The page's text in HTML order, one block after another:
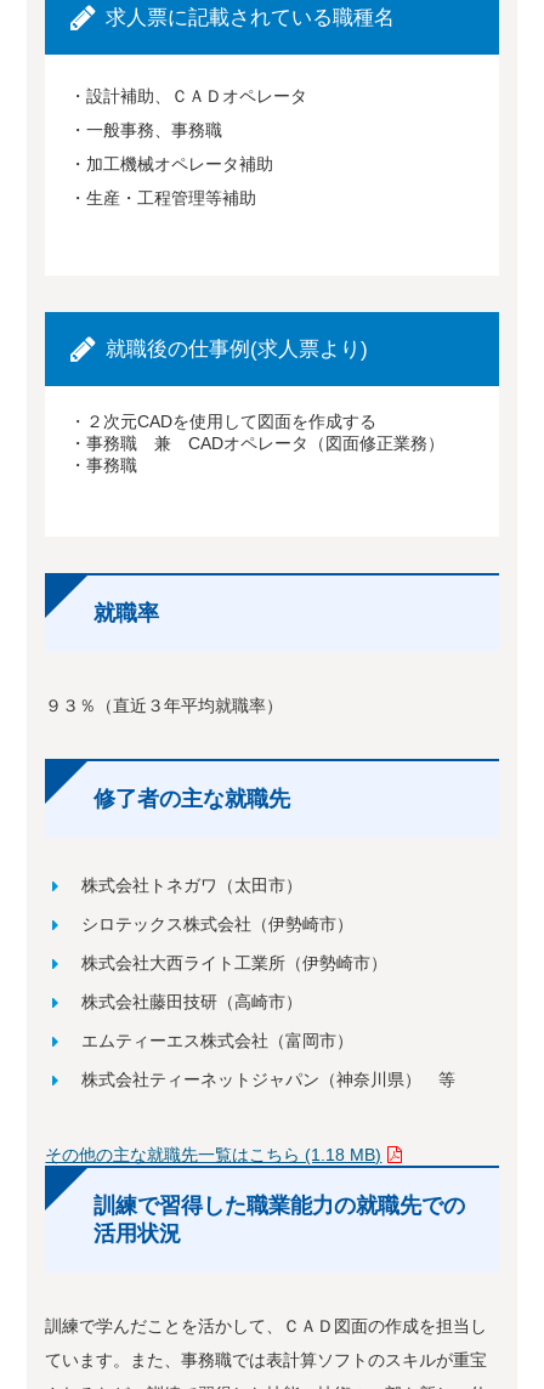
求人票に記載されている職種名
・設計補助、ＣＡＤオペレータ
・一般事務、事務職
・加工機械オペレータ補助
・生産・工程管理等補助
就職後の仕事例(求人票より)
・２次元CADを使用して図面を作成する
・事務職 兼 CADオペレータ（図面修正業務）
・事務職
就職率
９３％（直近３年平均就職率）
修了者の主な就職先
株式会社トネガワ（太田市）
シロテックス株式会社（伊勢崎市）
株式会社大西ライト工業所（伊勢崎市）
株式会社藤田技研（高崎市）
エムティーエス株式会社（富岡市）
株式会社ティーネットジャパン（神奈川県） 等
その他の主な就職先一覧はこちら (1.18 MB)
訓練で習得した職業能力の就職先での
活用状況
訓練で学んだことを活かして、ＣＡＤ図面の作成を担当し
ています。また、事務職では表計算ソフトのスキルが重宝